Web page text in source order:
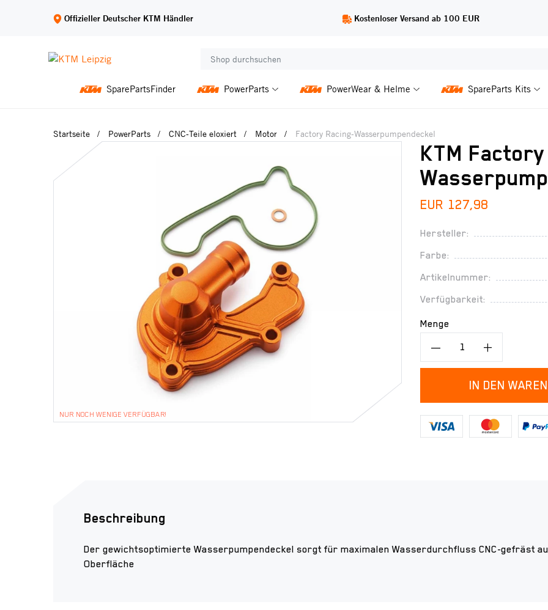
Offizieller Deutscher KTM Händler Kostenloser Versand ab 100 EUR
SparePartsFinder PowerParts PowerWear & Helme SpareParts Kits
Startseite PowerParts CNC-Teile eloxiert Motor Factory Racing-Wasserpumpendeckel
NUR NOCH WENIGE VERFÜGBAR!
KTM
EUR 127,98
Hersteller:
Farbe:
Artikelnummer:
Verfügbarkeit:
Menge
IN DEN
Beschreibung
Der gewichtsoptimierte Wasserpumpendeckel sorgt für maximalen Wasserdurchfluss CNC-gefräst
Oberfläche